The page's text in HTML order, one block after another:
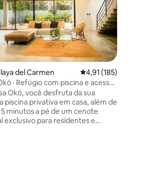
del Carmen 4,91 de uma avaliação
4,91 (185)
· Refúgio com piscina e acesso
Okó, você desfruta da sua
piscina privativa em casa, além de
minutos a pé de um cenote
exclusivo para residentes e